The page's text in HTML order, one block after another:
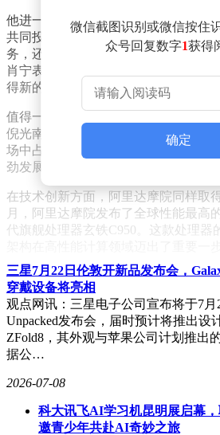
他进一步强调，当不同大陆、不同文
共同投身于单一架构的研发工作时，
务，还能在合作过程中增进友谊，促
肖宁表示：“RISC-V中的合作已经切
得新的进展。”
值得一提的是，中国工程院院士、中
倪光南在今年早些时候透露，RISC-V
场中占据25%的份额，这一数据充分
劲发展势头和广阔市场前景。
在技术创新方面，阿里达摩院同样取
月，阿里达摩院发布了全球性能最
代旗舰处理器玄铁C950。这款处理器
微信截图识别或微信按住
众号回复数字1获得
确定
三星7月22日伦敦开新品发布会，
穿戴设备将亮相
观点网讯：三星电子公司宣布将于7月
Unpacked发布会，届时预计将推出设
ZFold8，其外观与苹果公司计划推出
据公…
2026-07-08
科大讯飞AI学习机昆明展启幕，
邀青少年共赴AI奇妙之旅